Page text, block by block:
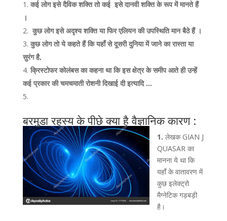
कई लोग इसे दैविक शक्ति तो कई इसे दानवी शक्ति के रूप में मानते हैं
।
कुछ लोग इसे अदृश्य शक्ति या फिर एलियन की उपस्थिति मान बैठे हैं ।
कुछ लोग तो ये कहते हैं कि यहाँ से दूसरी दुनिया में जाने का रास्ता या
सुरंग है,
क्रिस्टोफर कोलंबस का कहना था कि इस क्षेत्र के समीप आते ही उन्हें
कई प्रकार की चमचमाती रोशनी दिखाई दीइत्यादि …
बरमुडा रहस्य के पीछे क्या है वैज्ञानिक कारण :
1. लेखक GIAN J
QUASAR का
मानना ये था कि
यहाँ के वातावरण में
कुछ इलेक्ट्रो
मैग्नेटिक गड़बड़ी
है।